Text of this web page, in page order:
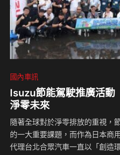
國內車訊
Isuzu節能駕駛推廣活
淨零未來
隨著全球對於淨零排放的重視，
的一大重要課題，而作為日本商
代理台北合眾汽車一直以「創造